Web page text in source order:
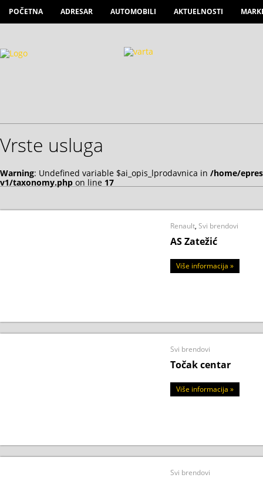
POČETNA ADRESAR AUTOMOBILI AKTUELNOSTI
Vrste usluga
Warning: Undefined variable $ai_opis_lprodavnica in /home/
v1/taxonomy.php on line 17
Renault, Svi brendovi
AS Zatežić
Više informacija »
Svi brendovi
Točak centar
Više informacija »
Svi brendovi